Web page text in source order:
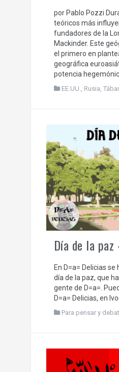
por Pablo Pozzi
teóricos más
fundadores de la
Mackinder. Este
el primero en
geográfica
potencia
EE.UU., Rusia,
Día de la
En D=a= Delicias
día de la paz, que
gente de D=a=.
D=a= Delicias, en
Para pensar y